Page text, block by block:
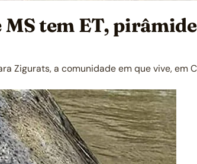
tem ET,
Zigurats, a comunidade em que vive, em